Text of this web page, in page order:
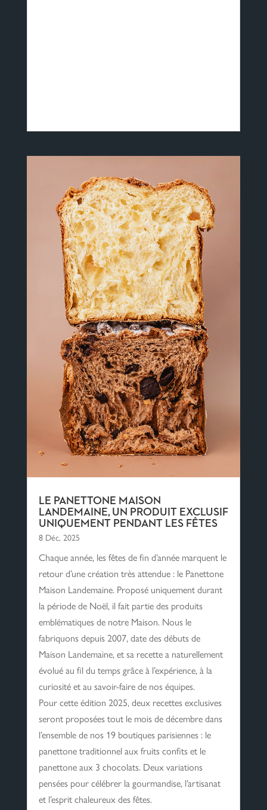
LE PANETTONE MAISON
LANDEMAINE, UN PRODUIT EXCLUSIF
UNIQUEMENT PENDANT LES FÊTES
8 Déc, 2025
Chaque année, les fêtes de fin d’année marquent le
retour d’une création très attendue : le Panettone
Maison Landemaine. Proposé uniquement durant
la période de Noël, il fait partie des produits
emblématiques de notre Maison. Nous le
fabriquons depuis 2007, date des débuts de
Maison Landemaine, et sa recette a naturellement
évolué au fil du temps grâce à l’expérience, à la
curiosité et au savoir-faire de nos équipes.
Pour cette édition 2025, deux recettes exclusives
seront proposées tout le mois de décembre dans
l’ensemble de nos 19 boutiques parisiennes : le
panettone traditionnel aux fruits confits et le
panettone aux 3 chocolats. Deux variations
pensées pour célébrer la gourmandise, l’artisanat
et l’esprit chaleureux des fêtes.